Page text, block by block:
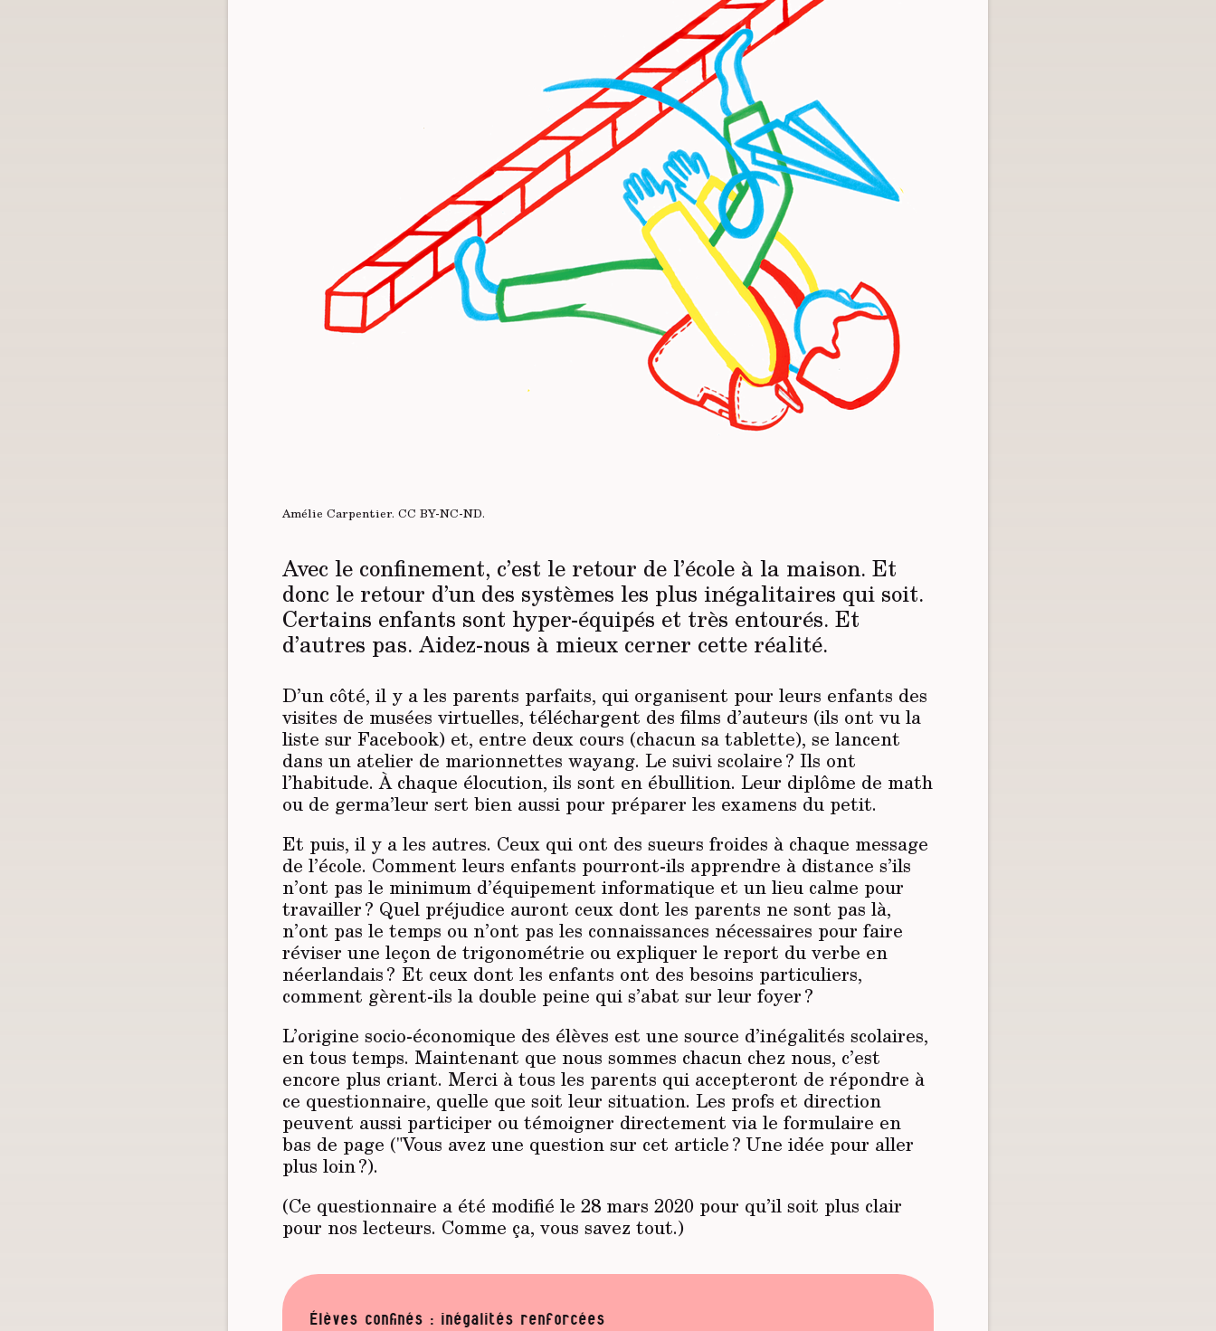
Amélie Carpentier. CC BY-NC-ND.
Avec le confinement, c’est le retour de l’école à la maison. Et
donc le retour d’un des systèmes les plus inégalitaires qui soit.
Certains enfants sont hyper-équipés et très entourés. Et
d’autres pas. Aidez-nous à mieux cerner cette réalité.
D’un côté, il y a les parents parfaits, qui organisent pour leurs enfants des
visites de musées virtuelles, téléchargent des films d’auteurs (ils ont vu la
liste sur Facebook) et, entre deux cours (chacun sa tablette), se lancent
dans un atelier de marionnettes wayang. Le suivi scolaire ? Ils ont
l’habitude. À chaque élocution, ils sont en ébullition. Leur diplôme de math
ou de germa’leur sert bien aussi pour préparer les examens du petit.
Et puis, il y a les autres. Ceux qui ont des sueurs froides à chaque message
de l’école. Comment leurs enfants pourront-ils apprendre à distance s’ils
n’ont pas le minimum d’équipement informatique et un lieu calme pour
travailler ? Quel préjudice auront ceux dont les parents ne sont pas là,
n’ont pas le temps ou n’ont pas les connaissances nécessaires pour faire
réviser une leçon de trigonométrie ou expliquer le report du verbe en
néerlandais ? Et ceux dont les enfants ont des besoins particuliers,
comment gèrent-ils la double peine qui s’abat sur leur foyer ?
L’origine socio-économique des élèves est une source d’inégalités scolaires,
en tous temps. Maintenant que nous sommes chacun chez nous, c’est
encore plus criant. Merci à tous les parents qui accepteront de répondre à
ce questionnaire, quelle que soit leur situation. Les profs et direction
peuvent aussi participer ou témoigner directement via le formulaire en
bas de page ("Vous avez une question sur cet article ? Une idée pour aller
plus loin ?).
(Ce questionnaire a été modifié le 28 mars 2020 pour qu’il soit plus clair
pour nos lecteurs. Comme ça, vous savez tout.)
Élèves confinés : inégalités renforcées